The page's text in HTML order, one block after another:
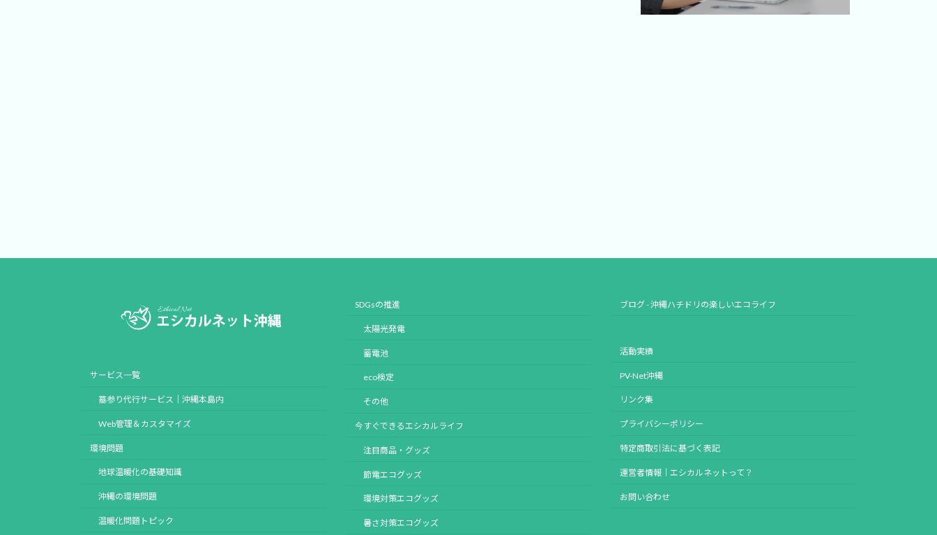
サービス一覧
墓参り代行サービス｜沖縄本島内
Web管理＆カスタマイズ
環境問題
地球温暖化の基礎知識
沖縄の環境問題
温暖化問題トピック
SDGsの推進
太陽光発電
蓄電池
eco検定
その他
今すぐできるエシカルライフ
注目商品・グッズ
節電エコグッズ
環境対策エコグッズ
暑さ対策エコグッズ
ブログ - 沖縄ハチドリの楽しいエコライフ
活動実績
PV-Net沖縄
リンク集
プライバシーポリシー
特定商取引法に基づく表記
運営者情報｜エシカルネットって？
お問い合わせ